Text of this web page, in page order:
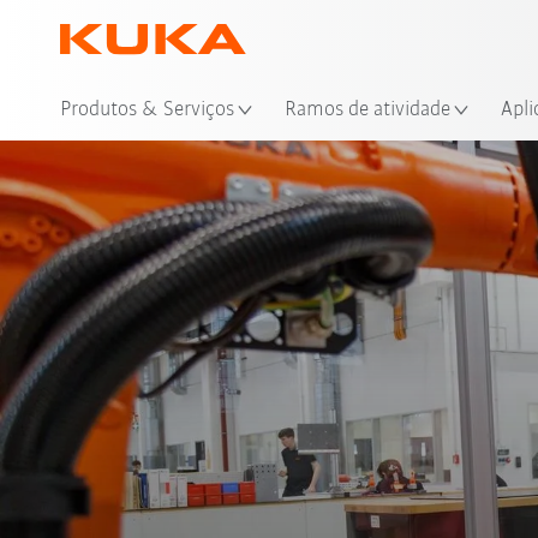
Produtos & Serviços Ramos de atividade